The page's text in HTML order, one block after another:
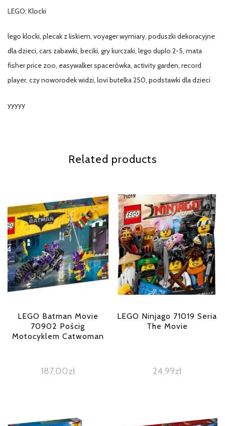
LEGO: Klocki
lego klocki, plecak z liskiem, voyager wymiary, poduszki dekoracyjne
dla dzieci, cars zabawki, beciki, gry kurczaki, lego duplo 2-5, mata
fisher price zoo, easywalker spacerówka, activity garden, record
player, czy noworodek widzi, lovi butelka 250, podstawki dla dzieci
yyyyy
Related products
LEGO Batman Movie
70902 Pościg
Motocyklem Catwoman
187,00zł
LEGO Ninjago 71019 Seria
The Movie
24,99zł